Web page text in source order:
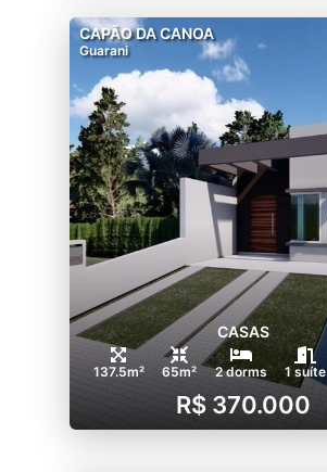
CAPÃO DA CANOA
Guarani
CASAS
137.5m² 65m² 2 dorms 1 suíte
R$ 370.000